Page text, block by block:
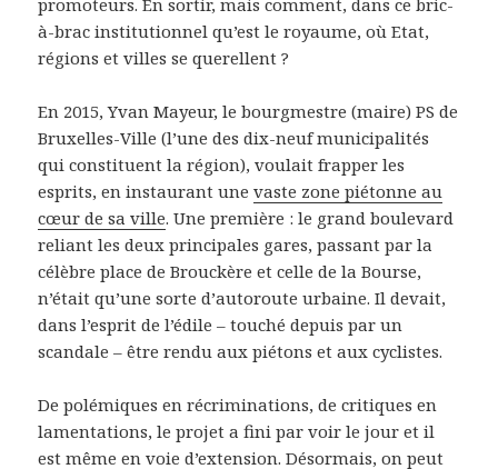
promoteurs. En sortir, mais comment, dans ce bric-
à-brac institutionnel qu’est le royaume, où Etat,
régions et villes se querellent ?
En 2015, Yvan Mayeur, le bourgmestre (maire) PS de
Bruxelles-Ville (l’une des dix-neuf municipalités
qui constituent la région), voulait frapper les
esprits, en instaurant unevaste zone piétonne au
cœur de sa ville. Une première : le grand boulevard
reliant les deux principales gares, passant par la
célèbre place de Brouckère et celle de la Bourse,
n’était qu’une sorte d’autoroute urbaine. Il devait,
dans l’esprit de l’édile – touché depuis par un
scandale – être rendu aux piétons et aux cyclistes.
De polémiques en récriminations, de critiques en
lamentations, le projet a fini par voir le jour et il
est même en voie d’extension. Désormais, on peut